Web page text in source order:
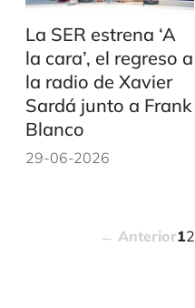
La SER estrena ‘A
la cara’, el regreso a
la radio de Xavier
Sardá junto a Frank
Blanco
29-06-2026
Anterior12